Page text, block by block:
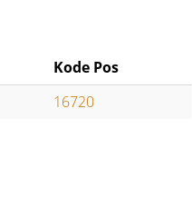
Kode Pos
16720